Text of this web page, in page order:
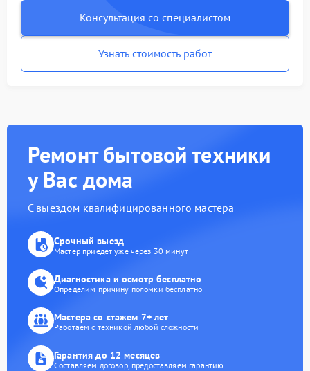
Консультация со специалистом
Узнать стоимость работ
Ремонт бытовой техники
у Вас дома
С выездом квалифицированного мастера
Срочный выезд
Мастер приедет уже через 30 минут
Диагностика и осмотр бесплатно
Определим причину поломки бесплатно
Мастера со стажем 7+ лет
Работаем с техникой любой сложности
Гарантия до 12 месяцев
Составляем договор, предоставляем гарантию